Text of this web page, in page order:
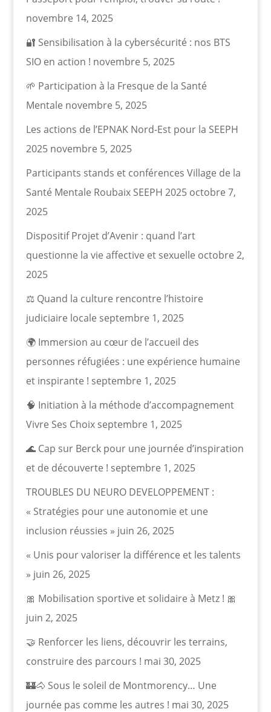
novembre 14, 2025
🔐 Sensibilisation à la cybersécurité : nos BTS
SIO en action ! novembre 5, 2025
🌱 Participation à la Fresque de la Santé
Mentale novembre 5, 2025
Les actions de l’EPNAK Nord-Est pour la SEEPH
2025 novembre 5, 2025
Participants stands et conférences Village de la
Santé Mentale Roubaix SEEPH 2025 octobre 7,
2025
Dispositif Projet d’Avenir : quand l’art
questionne la vie affective et sexuelle octobre 2,
2025
⚖️ Quand la culture rencontre l’histoire
judiciaire locale septembre 1, 2025
🌍 Immersion au cœur de l’accueil des
personnes réfugiées : une expérience humaine
et inspirante ! septembre 1, 2025
🧠 Initiation à la méthode d’accompagnement
Vivre Ses Choix septembre 1, 2025
🌊 Cap sur Berck pour une journée d’inspiration
et de découverte ! septembre 1, 2025
TROUBLES DU NEURO DEVELOPPEMENT :
« Stratégies pour une autonomie et une
inclusion réussies » juin 26, 2025
« Unis pour valoriser la différence et les talents
» juin 26, 2025
🎀 Mobilisation sportive et solidaire à Metz ! 🎀
juin 2, 2025
🤝 Renforcer les liens, découvrir les terrains,
construire des parcours ! mai 30, 2025
🏰🐴 Sous le soleil de Montmorency… Une
journée pas comme les autres ! mai 30, 2025